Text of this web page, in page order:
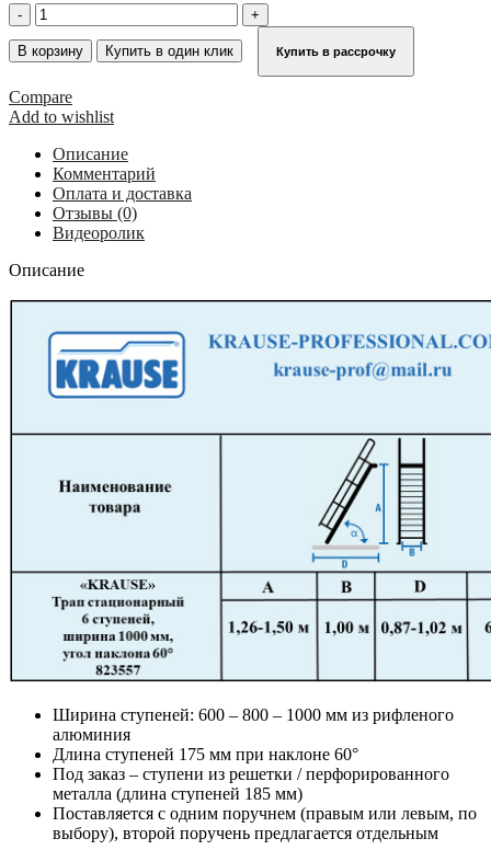
Количество
товара
Трап
6
ступеней,
ширина
1000
мм,
угол
наклона
60°
KRAUSE
823557
В корзину Купить в один клик Купить в рассрочку
Compare
Add to wishlist
Описание
Комментарий
Оплата и доставка
Отзывы (0)
Видеоролик
Описание
Ширина ступеней: 600 – 800 – 1000 мм из рифленого
алюминия
Длина ступеней 175 мм при наклоне 60°
Под заказ – ступени из решетки / перфорированного
металла (длина ступеней 185 мм)
Поставляется с одним поручнем (правым или левым, по
выбору), второй поручень предлагается отдельным